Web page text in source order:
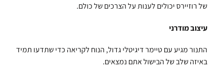
של רוזיירס יכולים לענות על הצרכים של כולם.
עיצוב מודרני
התנור מגיע עם טיימר דיגיטלי גדול, הנוח לקריאה כדי שתדעו תמיד
באיזה שלב של הבישול אתם נמצאים.